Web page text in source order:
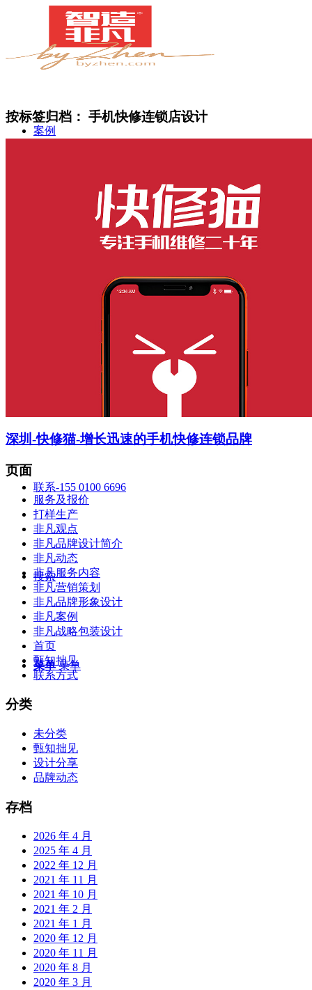
案例
联系-155 0100 6696
搜索
菜单 菜单
按标签归档： 手机快修连锁店设计
深圳-快修猫-增长迅速的手机快修连锁品牌
页面
服务及报价
打样生产
非凡观点
非凡品牌设计简介
非凡动态
非凡服务内容
非凡营销策划
非凡品牌形象设计
非凡案例
非凡战略包装设计
首页
甄知拙见
联系方式
分类
未分类
甄知拙见
设计分享
品牌动态
存档
2026 年 4 月
2025 年 4 月
2022 年 12 月
2021 年 11 月
2021 年 10 月
2021 年 2 月
2021 年 1 月
2020 年 12 月
2020 年 11 月
2020 年 8 月
2020 年 3 月